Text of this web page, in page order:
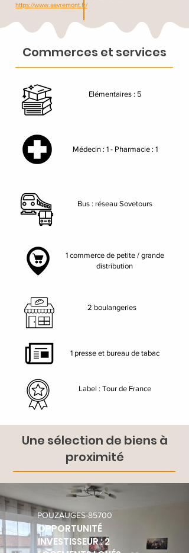
https://www.sevremont.fr/
Commerces et services
Elémentaires : 5
Médecin : 1 - Pharmacie : 1
Bus : réseau Sovetours
1 commerce de petite / grande
distribution
2 boulangeries
1 presse et bureau de tabac
Label : Tour de France
Une sélection de biens à
proximité
POUZAUGES-85700
OPPORTUNITÉ
INVESTISSEUR : 2